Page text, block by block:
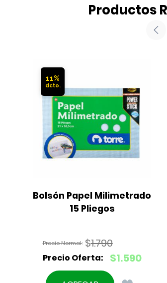
Productos
11%
Bolsón Papel Milimetrado
15 Pliegos
$1.790
El
precio
original
$1.590
El